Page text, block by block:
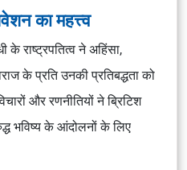
का महत्त्व
के राष्ट्रपतित्व ने अहिंसा,
के प्रति उनकी प्रतिबद्धता को
और रणनीतियों ने ब्रिटिश
भविष्य के आंदोलनों के लिए